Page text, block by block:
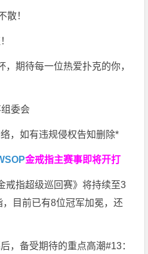
散！
，期待每一位热爱扑克的你，
委会
，如有违规侵权告知删除*
金戒指主赛事即将开打
戒指超级巡回赛》将持续至3
目前已有8位冠军加冕，还
，备受期待的重点高潮#13：